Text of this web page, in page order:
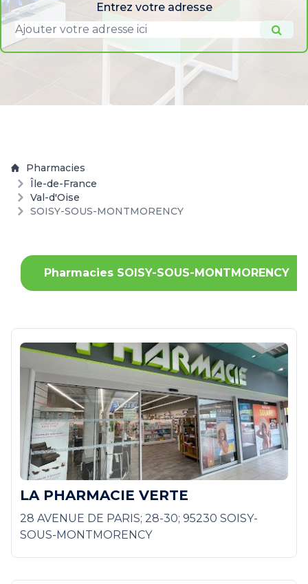
Entrez votre adresse
Pharmacies
Île-de-France
Val-d'Oise
SOISY-SOUS-MONTMORENCY
Pharmacies SOISY-SOUS-MONTMORENCY
LA PHARMACIE VERTE
28 AVENUE DE PARIS; 28-30; 95230 SOISY-
SOUS-MONTMORENCY